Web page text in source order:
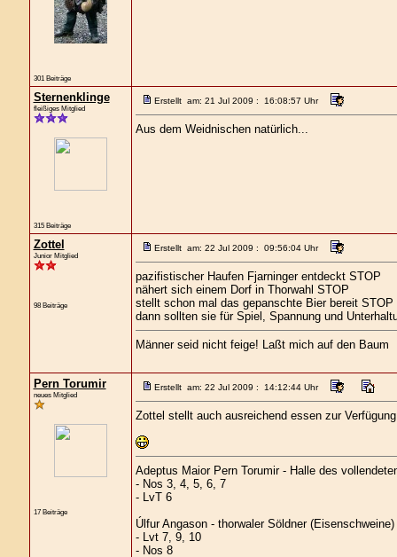
301 Beiträge
Sternenklinge
fleißiges Mitglied
315 Beiträge
Erstellt am: 21 Jul 2009 : 16:08:57 Uhr
Aus dem Weidnischen natürlich...
Zottel
Junior Mitglied
98 Beiträge
Erstellt am: 22 Jul 2009 : 09:56:04 Uhr
pazifistischer Haufen Fjarninger entdeckt STOP
nähert sich einem Dorf in Thorwahl STOP
stellt schon mal das gepanschte Bier bereit STOP
dann sollten sie für Spiel, Spannung und
Männer seid nicht feige! Laßt mich auf den Baum
Pern Torumir
neues Mitglied
17 Beiträge
Erstellt am: 22 Jul 2009 : 14:12:44 Uhr
Zottel stellt auch ausreichend essen zur
Adeptus Maior Pern Torumir - Halle des
- Nos 3, 4, 5, 6, 7
- LvT 6
Úlfur Angason - thorwaler Söldner (Eisenschweine)
- Lvt 7, 9, 10
- Nos 8